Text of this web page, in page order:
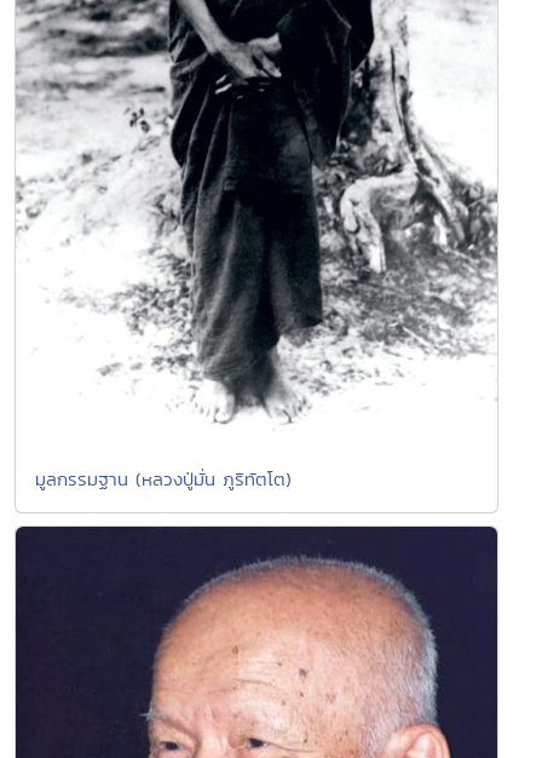
มูลกรรมฐาน (หลวงปู่มั่น ภูริทัตโต)